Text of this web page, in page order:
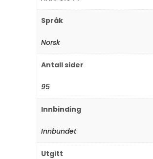
Språk
Norsk
Antall sider
95
Innbinding
Innbundet
Utgitt